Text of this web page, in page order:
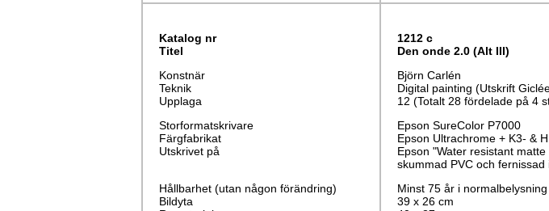
Katalog nr
Titel
Konstnär
Teknik
Upplaga
Storformatskrivare
Färgfabrikat
Utskrivet på
Hållbarhet (utan någon förändring)
Bildyta
1212 c
Den onde 2.0 (Alt III)
Björn Carlén
Digital painting (Utskrift
12 (Totalt 28 fördelade på 4
Epson SureColor P7000
Epson Ultrachrome + K3- &
Epson "Water resistant
skummad PVC och fernissad
Minst 75 år i normalbelysning
39 x 26 cm